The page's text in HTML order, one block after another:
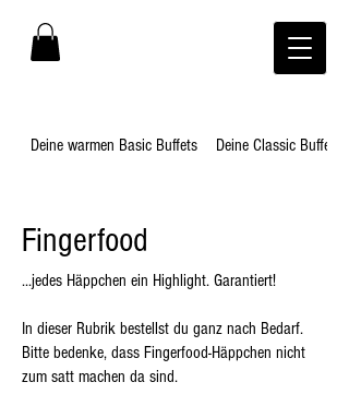
Deine warmen Basic Buffets Deine Classic Buffets
Fingerfood
...jedes Häppchen ein Highlight. Garantiert!
In dieser Rubrik bestellst du ganz nach Bedarf.
Bitte bedenke, dass Fingerfood-Häppchen nicht
zum satt machen da sind.